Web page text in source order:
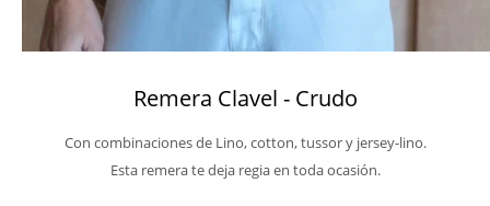
Remera Clavel - Crudo
Con combinaciones de Lino, cotton, tussor y jersey-lino.
Esta remera te deja regia en toda ocasión.